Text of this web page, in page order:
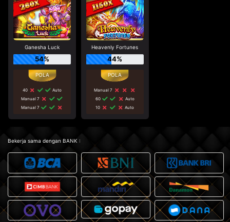
Ganesha Luck
54%
40
Auto
Manual 7
Manual 7
Heavenly Fortunes
44%
Manual 7
60
Auto
10
Auto
Bekerja sama dengan BANK :